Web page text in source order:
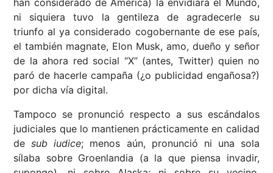
han considerado de América) la envidiará el Mundo,
ni siquiera tuvo la gentileza de agradecerle su
triunfo al ya considerado cogobernante de ese país,
el también magnate, Elon Musk, amo, dueño y señor
de la ahora red social “X” (antes, Twitter) quien no
paró de hacerle campaña (¿o publicidad engañosa?)
por dicha vía digital.
Tampoco se pronunció respecto a sus escándalos
judiciales que lo mantienen prácticamente en calidad
desub iudice; menos aún, pronunció ni una sola
sílaba sobre Groenlandia (a la que piensa invadir,